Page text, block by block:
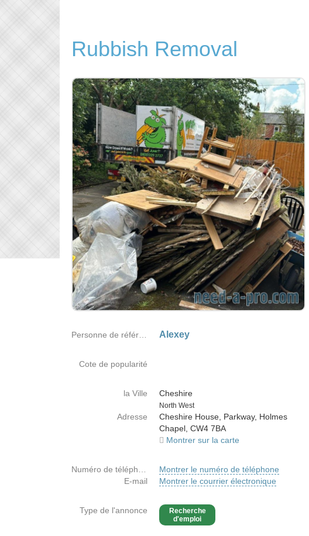
Rubbish Removal
Alexey
Cote de popularité
la Ville
Cheshire
Country
North West
Adresse
Cheshire House, Parkway, Holmes
Chapel, CW4 7BA
Montrer sur la carte
Montrer le numéro de téléphone
E-mail
Montrer le courrier électronique
Type de l'annonce
Recherche
d'emploi